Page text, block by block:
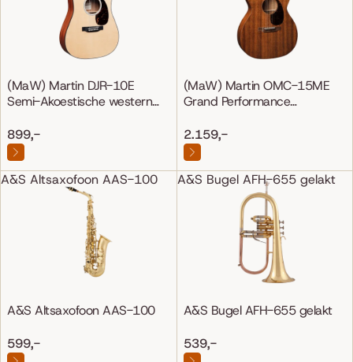
(MaW) Martin DJR-10E
Semi-Akoestische western
899,-
(MaW) Martin OMC-15ME
Grand Performance
2.159,-
A&S Altsaxofoon AAS-100
A&S Altsaxofoon AAS-100
599,-
A&S Bugel AFH-655 gelakt
A&S Bugel AFH-655 gelakt
539,-